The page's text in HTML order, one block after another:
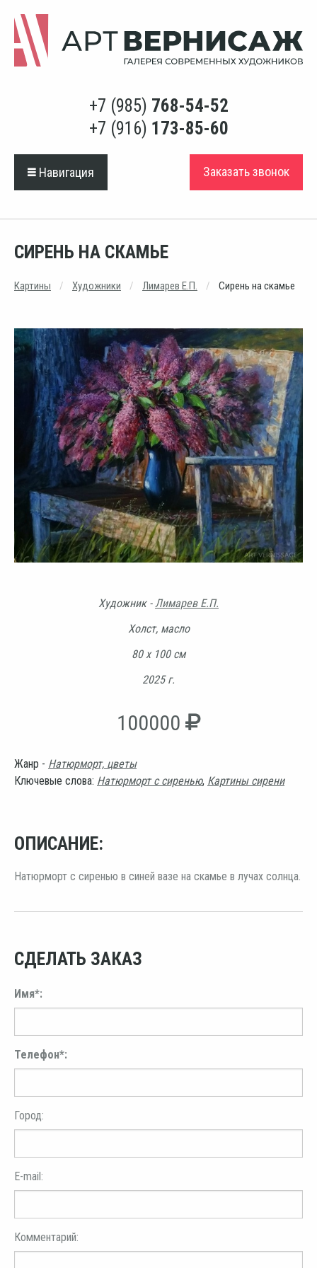
+7 (985) 768-54-52
+7 (916) 173-85-60
Навигация Заказать звонок
СИРЕНЬ НА СКАМЬЕ
Картины Художники Лимарев Е.П. Сирень на скамье
Художник - Лимарев Е.П.
Холст, масло
80 х 100 см
2025 г.
100000
Жанр - Натюрморт, цветы
Ключевые слова: Натюрморт с сиренью, Картины сирени
ОПИСАНИЕ:
Натюрморт с сиренью в синей вазе на скамье в лучах солнца.
СДЕЛАТЬ ЗАКАЗ
Имя*:
Телефон*:
Город:
E-mail:
Комментарий: